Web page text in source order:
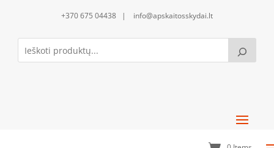
+370 675 04438 | info@apskaitosskydai.lt